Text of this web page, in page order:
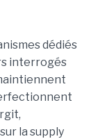
dédiés
interrogés
la supply